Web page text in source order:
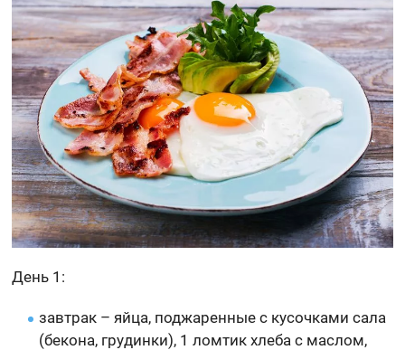
День 1:
завтрак – яйца, поджаренные с кусочками сала
(бекона, грудинки), 1 ломтик хлеба с маслом,